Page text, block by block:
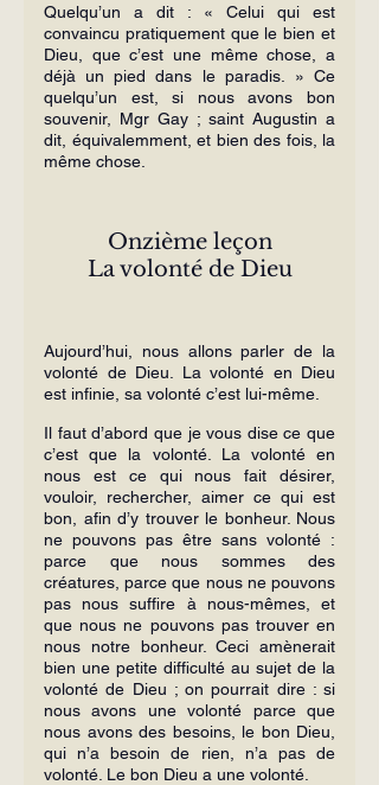
Quelqu’un a dit : « Celui qui est
convaincu pratiquement que le bien et
Dieu, que c’est une même chose, a
déjà un pied dans le paradis. » Ce
quelqu’un est, si nous avons bon
souvenir, Mgr Gay ; saint Augustin a
dit, équivalemment, et bien des fois, la
même chose.
Onzième leçon
La volonté de Dieu
Aujourd’hui, nous allons parler de la
volonté de Dieu. La volonté en Dieu
est infinie, sa volonté c’est lui-même.
Il faut d’abord que je vous dise ce que
c’est que la volonté. La volonté en
nous est ce qui nous fait désirer,
vouloir, rechercher, aimer ce qui est
bon, afin d’y trouver le bonheur. Nous
ne pouvons pas être sans volonté :
parce que nous sommes des
créatures, parce que nous ne pouvons
pas nous suffire à nous-mêmes, et
que nous ne pouvons pas trouver en
nous notre bonheur. Ceci amènerait
bien une petite difficulté au sujet de la
volonté de Dieu ; on pourrait dire : si
nous avons une volonté parce que
nous avons des besoins, le bon Dieu,
qui n’a besoin de rien, n’a pas de
volonté. Le bon Dieu a une volonté.